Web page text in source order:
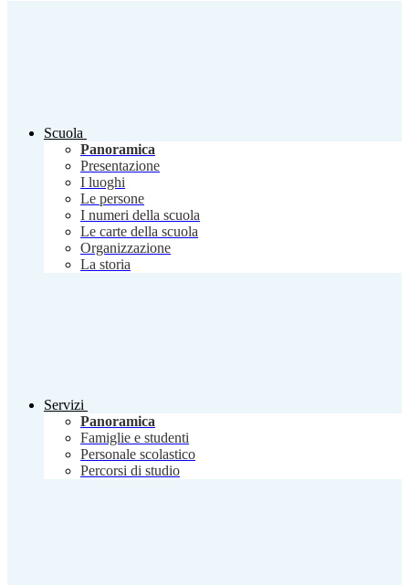
Scuola
Panoramica
Presentazione
I luoghi
Le persone
I numeri della scuola
Le carte della scuola
Organizzazione
La storia
Servizi
Panoramica
Famiglie e studenti
Personale scolastico
Percorsi di studio